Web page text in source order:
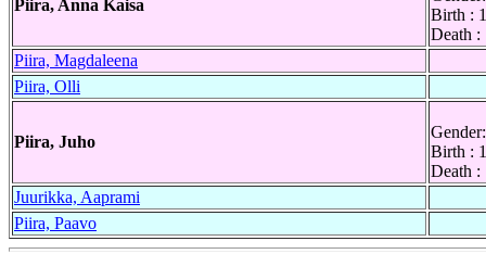
Piira, Anna Kaisa
Birth :
Death :
Piira, Magdaleena
Piira, Olli
Piira, Juho
Birth :
Death :
Juurikka, Aaprami
Piira, Paavo